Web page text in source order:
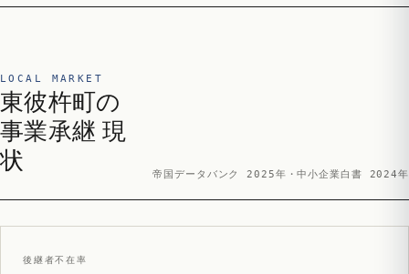
LOCAL MARKET
東彼杵町の
事業承継 現
状
帝国データバンク 2025年・中小企業白書 2024年
後継者不在率